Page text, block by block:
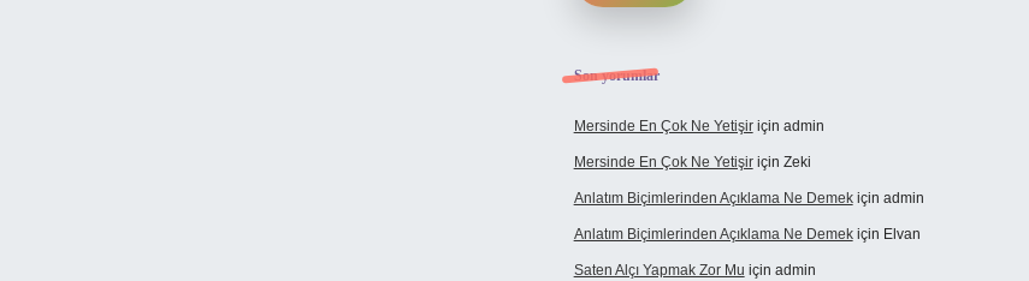
Son yorumlar
Mersinde En Çok Ne Yetişiriçin admin
Mersinde En Çok Ne Yetişiriçin Zeki
Anlatım Biçimlerinden Açıklama Ne Demekiçin admin
Anlatım Biçimlerinden Açıklama Ne Demekiçin Elvan
Saten Alçı Yapmak Zor Mu için admin